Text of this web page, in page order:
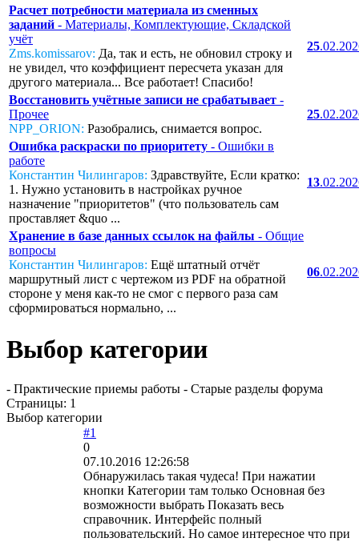
Расчет потребности материала из сменных
заданий - Материалы, Комплектующие, Складской
учёт
Zms.komissarov: Да, так и есть, не обновил строку и
не увидел, что коэффициент пересчета указан для
другого материала... Все работает! Спасибо!
25
Восстановить учётные записи не срабатывает -
Прочее
NPP_ORION: Разобрались, снимается вопрос.
25
Ошибка раскраски по приоритету - Ошибки в
работе
Константин Чилингаров: Здравствуйте, Если кратко:
1. Нужно установить в настройках ручное
назначение "приоритетов" (что пользователь сам
проставляет &quo ...
13
Хранение в базе данных ссылок на файлы - Общие
вопросы
Константин Чилингаров: Ещё штатный отчёт
маршрутный лист с чертежом из PDF на обратной
стороне у меня как-то не смог с первого раза сам
сформироваться нормально, ...
06
Выбор категории
- Практические приемы работы - Старые разделы форума
Страницы: 1
Выбор категории
#1
0
07.10.2016 12:26:58
Обнаружилась такая чудеса! При нажатии
кнопки Категории там только Основная без
возможности выбрать Показать весь
справочник. Интерфейс полный
пользовательский. Но самое интересное что при